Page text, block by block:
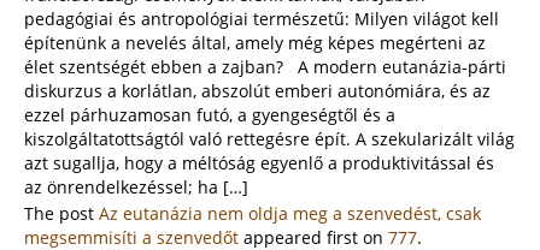
pedagógiai és antropológiai természetű: Milyen világot kell
építenünk a nevelés által, amely még képes megérteni az
élet szentségét ebben a zajban? A modern eutanázia-párti
diskurzus a korlátlan, abszolút emberi autonómiára, és az
ezzel párhuzamosan futó, a gyengeségtől és a
kiszolgáltatottságtól való rettegésre épít. A szekularizált világ
azt sugallja, hogy a méltóság egyenlő a produktivitással és
az önrendelkezéssel; ha […]
The post Az eutanázia nem oldja meg a szenvedést, csak
megsemmisíti a szenvedőt appeared first on 777.